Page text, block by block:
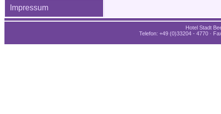
Impressum
Hotel Stadt
Telefon: +49 (0)33204 - 4770 ·